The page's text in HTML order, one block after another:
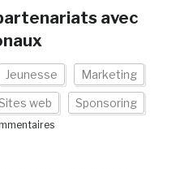
avec
Jeunesse Marketing
Sites web Sponsoring